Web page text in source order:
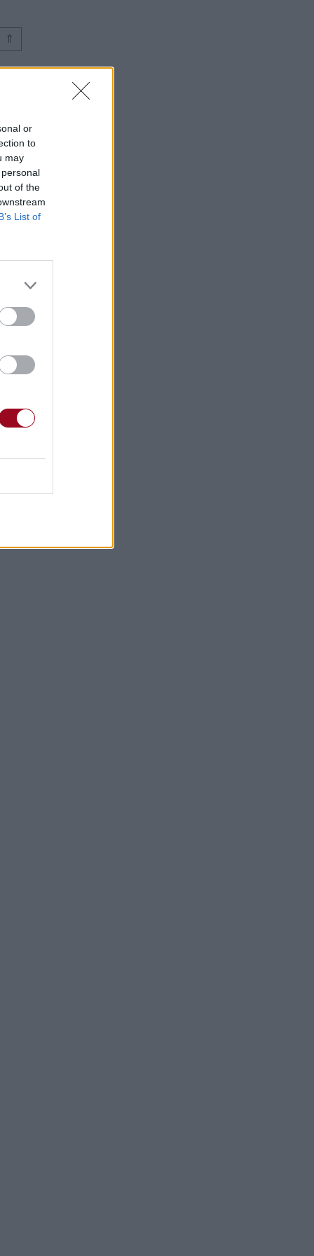
or
to
may
of the
List of
⇑